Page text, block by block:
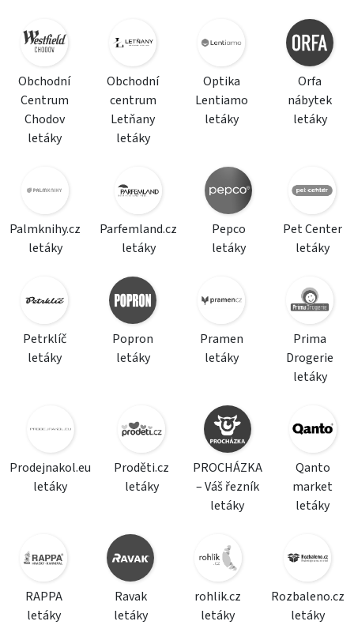
Obchodní
Centrum
Chodov
letáky
Obchodní
centrum
Letňany
letáky
Optika
Lentiamo
letáky
Orfa
nábytek
letáky
Palmknihy.cz
letáky
Parfemland.cz
letáky
Pepco
letáky
Pet Center
letáky
Petrklíč
letáky
Popron
letáky
Pramen
letáky
Prima
Drogerie
letáky
Prodejnakol.eu
letáky
Proděti.cz
letáky
PROCHÁZKA
– Váš řezník
letáky
Qanto
market
letáky
RAPPA
letáky
Ravak
letáky
rohlik.cz
letáky
Rozbaleno.cz
letáky